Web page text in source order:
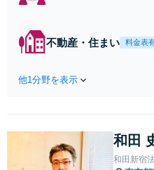
富
応
不動産・住まい 料金表
他1分野を表示
和田
和田新宿